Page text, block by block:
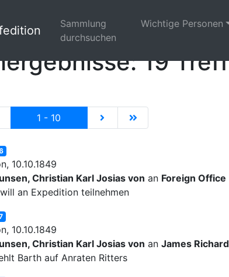
Sammlung
durchsuchen
Wichtige Personen
19
Seite|en:First results page|
|de:Vorhergehende Seite|en:Previous results page|
1 - 10 |de:Nächste Seite|en:Next
|de:Letzte
10.10.1849
Christian Karl Josias von an Foreign Office
an Expedition teilnehmen
10.10.1849
Christian Karl Josias von an James
Barth auf Anraten Ritters